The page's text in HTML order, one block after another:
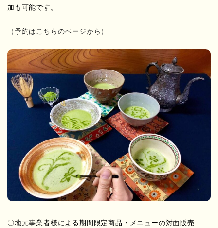
加も可能です。
（予約はこちらのページから）
〇地元事業者様による期間限定商品・メニューの対面販売